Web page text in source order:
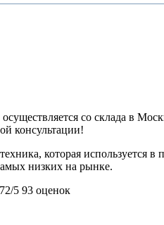
со склада в
консультации!
которая используется
низких на рынке.
5 93 оценок